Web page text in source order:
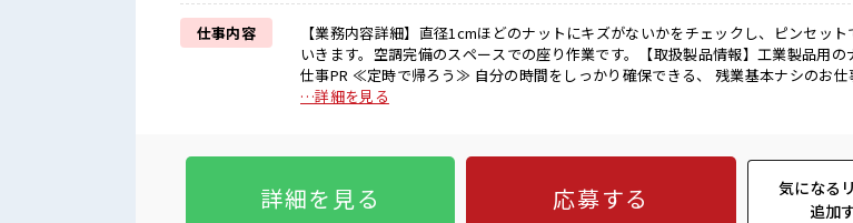
仕事内容
【業務内容詳細】直径1cmほどのナットにキズがないかをチェックし、ピンセット
いきます。空調完備のスペースでの座り作業です。【取扱製品情報】工業製品用のナッ
仕事PR ≪定時で帰ろう≫ 自分の時間をしっかり確保できる、 残業基本ナシのお
も活躍できる職場≫ もちろん男性の応募も歓迎です！ ≪モチベーションもUP≫ 派
しっかり働く環境が整っています！ イチからスキルUP・ステップUP目指していき
■職場の雰囲気 女性も活躍しやすい雰囲気の職場です！ 一緒に働く仲間ともなじみ
人数の職場☆ キバツ過ぎなければ髪色・髪型は自由！ あなたの個性を大事にでき
…詳細を見る
詳細を見る 応募する
気になる
追加